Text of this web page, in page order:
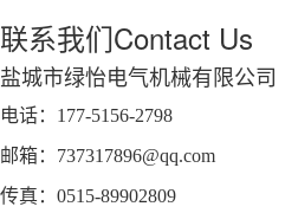
联系我们Contact Us
盐城市绿怡电气机械有限公司
电话：177-5156-2798
邮箱：737317896@qq.com
传真：0515-89902809